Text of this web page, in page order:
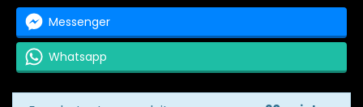
Messenger
Whatsapp